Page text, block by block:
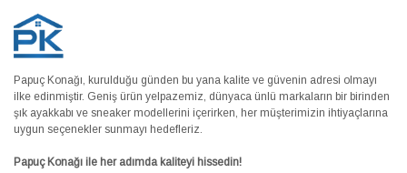
Papuç Konağı, kurulduğu günden bu yana kalite ve güvenin adresi olmayı
ilke edinmiştir. Geniş ürün yelpazemiz, dünyaca ünlü markaların bir birinden
şık ayakkabı ve sneaker modellerini içerirken, her müşterimizin ihtiyaçlarına
uygun seçenekler sunmayı hedefleriz.
Papuç Konağı ile her adımda kaliteyi hissedin!